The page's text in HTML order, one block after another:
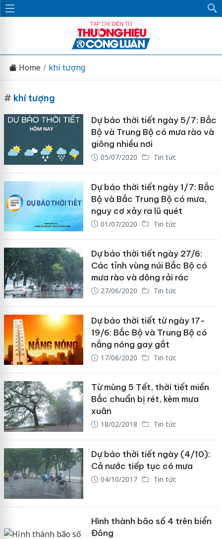
Home khí tượng
# khí tượng
Dự báo thời tiết ngày 5/7: Bắc
Bộ và Trung Bộ có mưa rào và
giông nhiều nơi
05/07/2020 Tin tức
Dự báo thời tiết ngày 1/7: Bắc
Bộ và Bắc Trung Bộ có mưa,
nguy cơ xảy ra lũ quét
01/07/2020 Tin tức
Dự báo thời tiết ngày 27/6:
Các tỉnh vùng núi Bắc Bộ có
mưa rào và dông rải rác
27/06/2020 Tin tức
Dự báo thời tiết từ ngày 17-
19/6: Bắc Bộ và Trung Bộ có
nắng nóng gay gắt
17/06/2020 Tin tức
Từ mùng 5 Tết, thời tiết miền
Bắc chuẩn bị rét, kèm mưa
xuân
18/02/2018 Tin tức
Dự báo thời tiết ngày (4/10):
Cả nước tiếp tục có mưa
04/10/2017 Tin tức
Hình thành bão số 4 trên biển
Đông